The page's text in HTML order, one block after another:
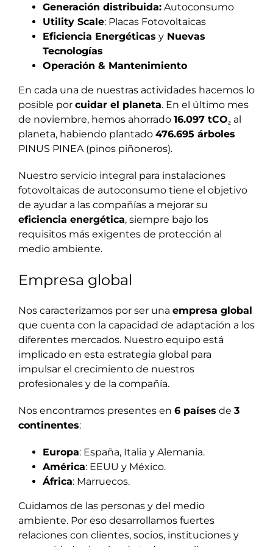
Generación distribuida: Autoconsumo
Utility Scale: Placas Fotovoltaicas
Eficiencia Energéticas y Nuevas
Tecnologías
Operación & Mantenimiento
En cada una de nuestras actividades hacemos lo
posible por cuidar el planeta. En el último mes
de noviembre, hemos ahorrado 16.097 tCO₂ al
planeta, habiendo plantado 476.695 árboles
PINUS PINEA (pinos piñoneros).
Nuestro servicio integral para instalaciones
fotovoltaicas de autoconsumo tiene el objetivo
de ayudar a las compañías a mejorar su
eficiencia energética, siempre bajo los
requisitos más exigentes de protección al
medio ambiente.
Empresa global
Nos caracterizamos por ser una empresa global
que cuenta con la capacidad de adaptación a los
diferentes mercados. Nuestro equipo está
implicado en esta estrategia global para
impulsar el crecimiento de nuestros
profesionales y de la compañía.
Nos encontramos presentes en 6 países de 3
continentes:
Europa: España, Italia y Alemania.
América: EEUU y México.
África: Marruecos.
Cuidamos de las personas y del medio
ambiente. Por eso desarrollamos fuertes
relaciones con clientes, socios, instituciones y